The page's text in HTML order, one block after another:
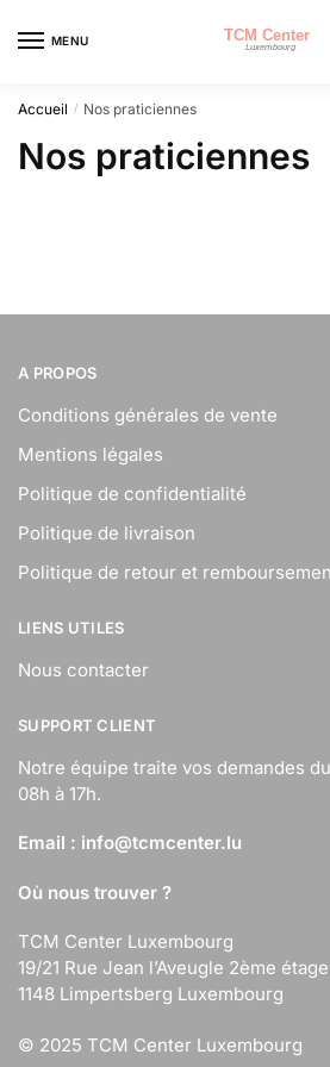
MENU
Accueil / Nos praticiennes
Nos praticiennes
A PROPOS
Conditions générales de vente
Mentions légales
Politique de confidentialité
Politique de livraison
Politique de retour et
LIENS UTILES
Nous contacter
SUPPORT CLIENT
Notre équipe traite vos demandes
08h à 17h.
Email : info@tcmcenter.lu
Où nous trouver ?
TCM Center Luxembourg
19/21 Rue Jean l’Aveugle 2ème étage
1148 Limpertsberg Luxembourg
© 2025 TCM Center Luxembourg